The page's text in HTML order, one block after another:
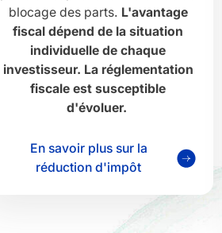
blocage des parts. L'avantage
fiscal dépend de la situation
individuelle de chaque
investisseur. La réglementation
fiscale est susceptible
d'évoluer.
En savoir plus sur la
réduction d'impôt